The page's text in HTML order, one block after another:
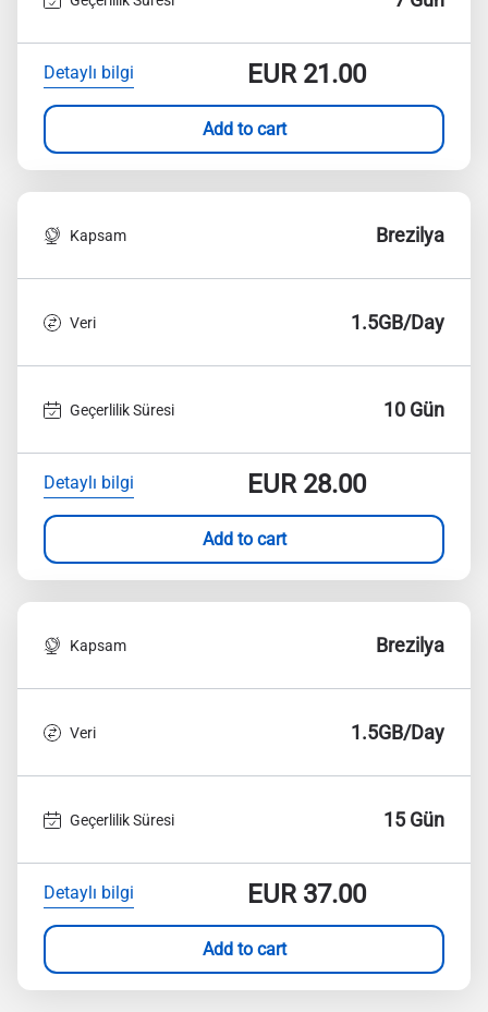
Detaylı bilgi EUR21.00
Add to cart
Kapsam Brezilya
Veri 1.5GB/Day
Geçerlilik Süresi 10 Gün
Detaylı bilgi EUR28.00
Add to cart
Kapsam Brezilya
Veri 1.5GB/Day
Geçerlilik Süresi 15 Gün
Detaylı bilgi EUR37.00
Add to cart